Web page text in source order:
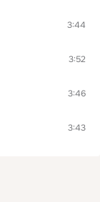
3:44
3:52
3:46
3:43